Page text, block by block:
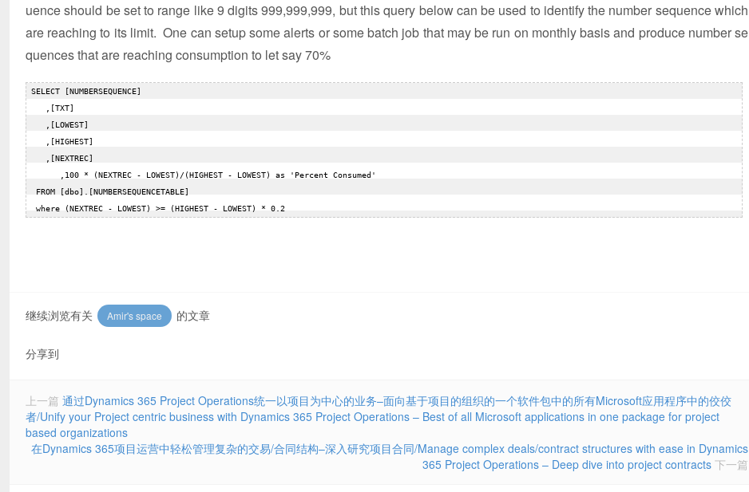
Helper
uence should be set to range like 9 digits 999,999,999, but this query below can be used to identify the number sequence which
are reaching to its limit. One can setup some alerts or some batch job that may be run on monthly basis and produce number se
quences that are reaching consumption to let say 70%
继续浏览有关 Amir's space 的文章
分享到
上一篇 通过Dynamics 365 Project Operations统一以项目为中心的业务–面向基于项目的组织的一个软件包中的所有Microsoft应用程序中的佼佼
者/Unify your Project centric business with Dynamics 365 Project Operations – Best of all Microsoft applications in one package for project
based organizations
在Dynamics 365项目运营中轻松管理复杂的交易/合同结构–深入研究项目合同/Manage complex deals/contract structures with ease in Dynamics
365 Project Operations – Deep dive into project contracts 下一篇